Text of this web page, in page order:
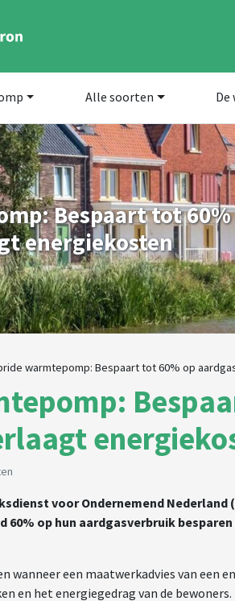
Alle soorten De
Bespaart tot
energiekosten
warmtepomp: Bespaart tot 60% op
voor Ondernemend Nederland
60% op hun aardgasverbruik
wanneer een maatwerkadvies van een
en het energiegedrag van de bewoners.